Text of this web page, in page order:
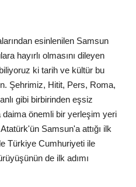
esinlenilen Samsun
hayırlı olmasını dileyen
ki tarih ve kültür bu
Şehrimiz, Hitit, Pers, Roma,
gibi birbirinden eşsiz
daima önemli bir yerleşim yeri
Samsun'a attığı ilk
Türkiye Cumhuriyeti ile
de ilk adımı